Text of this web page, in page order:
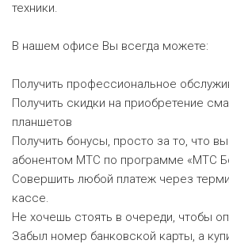
техники.
В нашем офисе Вы всегда можете:
Получить профессиональное
Получить скидки на приобретение
планшетов
Получить бонусы, просто за то, что
абонентом МТС по программе «МТС
Совершить любой платеж через
кассе.
Не хочешь стоять в очереди, чтобы
Забыл номер банковской карты, а